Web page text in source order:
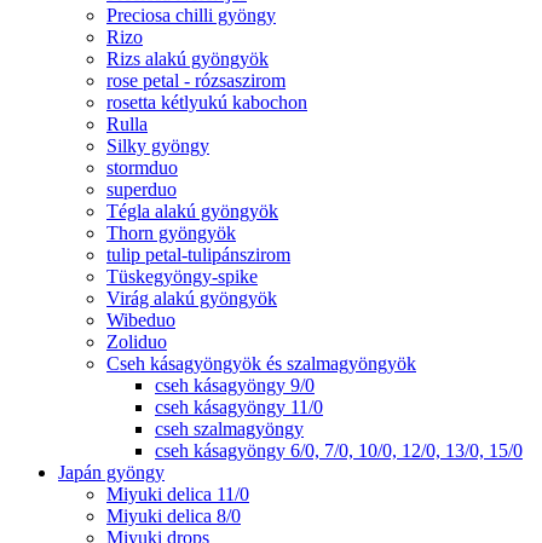
Preciosa chilli gyöngy
Rizo
Rizs alakú gyöngyök
rose petal - rózsaszirom
rosetta kétlyukú kabochon
Rulla
Silky gyöngy
stormduo
superduo
Tégla alakú gyöngyök
Thorn gyöngyök
tulip petal-tulipánszirom
Tüskegyöngy-spike
Virág alakú gyöngyök
Wibeduo
Zoliduo
Cseh kásagyöngyök és szalmagyöngyök
cseh kásagyöngy 9/0
cseh kásagyöngy 11/0
cseh szalmagyöngy
cseh kásagyöngy 6/0, 7/0, 10/0, 12/0, 13/0, 15/0
Japán gyöngy
Miyuki delica 11/0
Miyuki delica 8/0
Miyuki drops